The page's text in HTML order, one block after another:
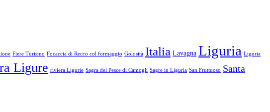
Fiere Turismo Focaccia di Recco col formaggio Golosità Italia Lavagna Liguria Liguria
Ligure riviera Ligurie Sagra del Pesce di Camogli Sagre in Liguria San Fruttuoso Santa